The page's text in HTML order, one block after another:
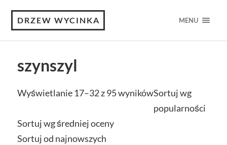
DRZEW WYCINKA MENU
szynszyl
Wyświetlanie 17–32 z 95 wynikówSortuj wg
popularności
Sortuj wg średniej oceny
Sortuj od najnowszych